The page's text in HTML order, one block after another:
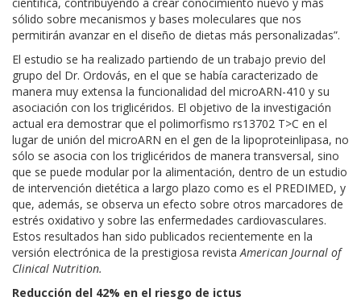
sólido sobre mecanismos y bases moleculares que nos
permitirán avanzar en el diseño de dietas más personalizadas”.
El estudio se ha realizado partiendo de un trabajo previo del
grupo del Dr. Ordovás, en el que se había caracterizado de
manera muy extensa la funcionalidad del microARN-410 y su
asociación con los triglicéridos. El objetivo de la investigación
actual era demostrar que el polimorfismo rs13702 T>C en el
lugar de unión del microARN en el gen de la lipoproteinlipasa, no
sólo se asocia con los triglicéridos de manera transversal, sino
que se puede modular por la alimentación, dentro de un estudio
de intervención dietética a largo plazo como es el PREDIMED, y
que, además, se observa un efecto sobre otros marcadores de
estrés oxidativo y sobre las enfermedades cardiovasculares.
Estos resultados han sido publicados recientemente en la
versión electrónica de la prestigiosa revista American Journal of
Clinical Nutrition.
Reducción del 42% en el riesgo de ictus